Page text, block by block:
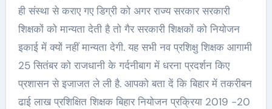
ही संस्था से कराए गए डिग्री को अगर राज्य सरकार सरकारी
शिक्षकों को मान्यता देती है तो गैर सरकारी शिक्षकों को नियोजन
इकाई में क्यों नहीं मान्यता देगी. यह सभी नव प्रशिक्षु शिक्षक आगामी
25 सितंबर को राजधानी के गर्दनीबाग में धरना प्रदर्शन किए
प्रशासन से इजाजत ले ली है. आपको बता दें कि बिहार में तकरीबन
ढाई लाख प्रशिक्षित शिक्षक बिहार नियोजन प्रक्रिया 2019 -20